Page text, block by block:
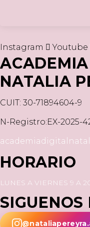
Instagram Youtube
NATALIA
CUIT: 30-71894604-9
N-Registro:EX-2025-
HORARIO
LUNES A VIERNES 9 A
SIGUENOS